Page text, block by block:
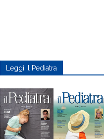
Leggi Il Pediatra